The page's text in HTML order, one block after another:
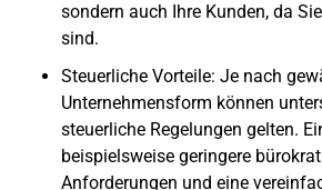
sondern auch Ihre Kunden, da
sind.
Steuerliche Vorteile: Je nach
Unternehmensform können
steuerliche Regelungen gelten.
beispielsweise geringere
Anforderungen und eine